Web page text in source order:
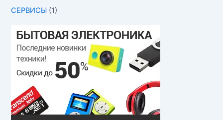
СЕРВИСЫ (1)